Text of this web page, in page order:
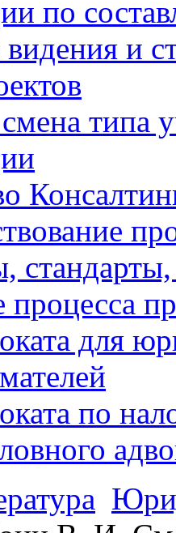
по
видения и
типа
для
по